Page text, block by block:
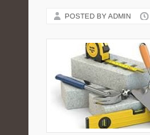
POSTED BY ADMIN